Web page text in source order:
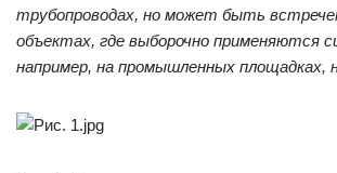
трубопроводах, но может быть
объектах, где выборочно применяются
например, на промышленных площадках,